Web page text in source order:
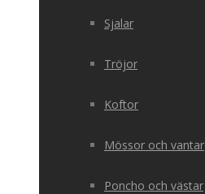
Sjalar
Tröjor
Koftor
Mössor och vantar
Poncho och västar